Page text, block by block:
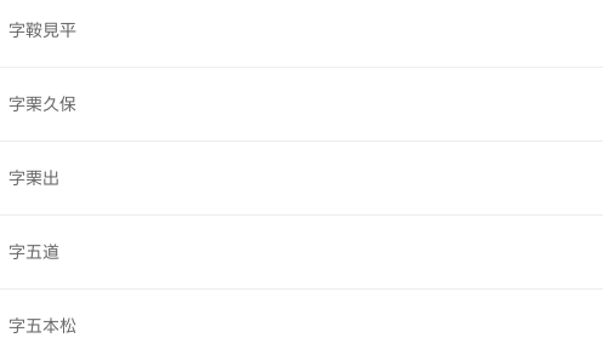
字鞍見平
字栗久保
字栗出
字五道
字五本松